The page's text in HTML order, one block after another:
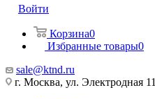
Войти
Корзина0
Избранные товары0
sale@ktnd.ru
г. Москва, ул. Электродная 11